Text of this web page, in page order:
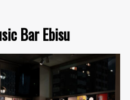
Bar Ebisu